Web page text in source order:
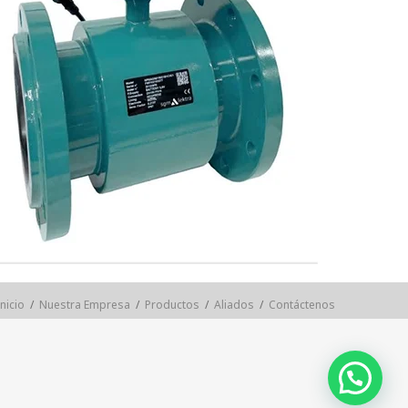
/ Nuestra Empresa / Productos / Aliados / Contáctenos